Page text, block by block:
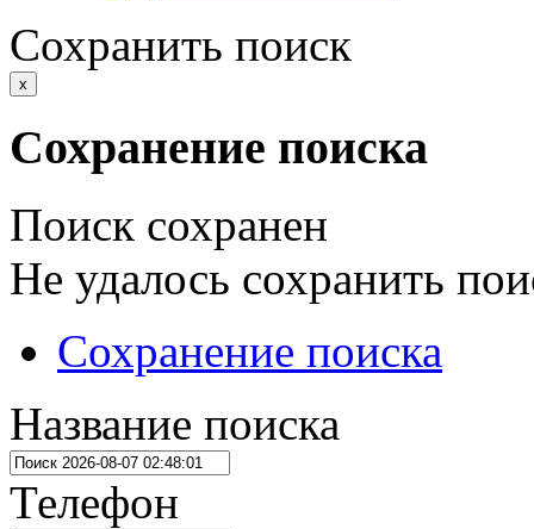
Сохранить поиск
x
Сохранение поиска
Поиск сохранен
Не удалось сохранить
Сохранение поиска
Название поиска
Телефон